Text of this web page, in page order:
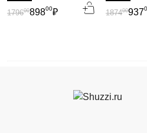
89800₽
179600 937
187400